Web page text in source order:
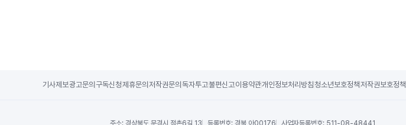
기사제보광고문의 구독신청제휴문의 저작권문의 독자투고불편신고이용약관개인정보처리방침 청소년보호정책저작권보호정책
주소: 경상북도 문경시 점촌6길 13 등록번호: 경북 아00176 사업자등록번호: 511-08-48441